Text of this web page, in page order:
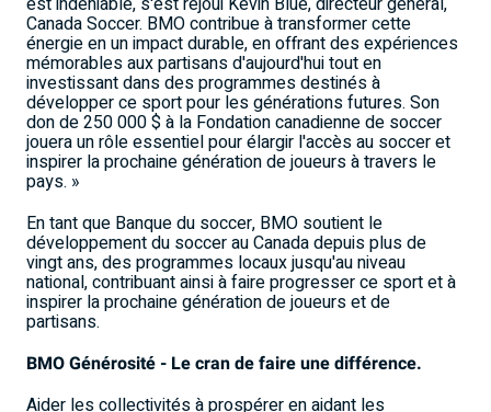
Canada Soccer. BMO contribue à transformer cette
énergie en un impact durable, en offrant des expériences
mémorables aux partisans d'aujourd'hui tout en
investissant dans des programmes destinés à
développer ce sport pour les générations futures. Son
don de 250 000 $ à la Fondation canadienne de soccer
jouera un rôle essentiel pour élargir l'accès au soccer et
inspirer la prochaine génération de joueurs à travers le
pays. »
En tant que Banque du soccer, BMO soutient le
développement du soccer au Canada depuis plus de
vingt ans, des programmes locaux jusqu'au niveau
national, contribuant ainsi à faire progresser ce sport et à
inspirer la prochaine génération de joueurs et de
partisans.
BMO Générosité - Le cran de faire une différence.
Aider les collectivités à prospérer en aidant les